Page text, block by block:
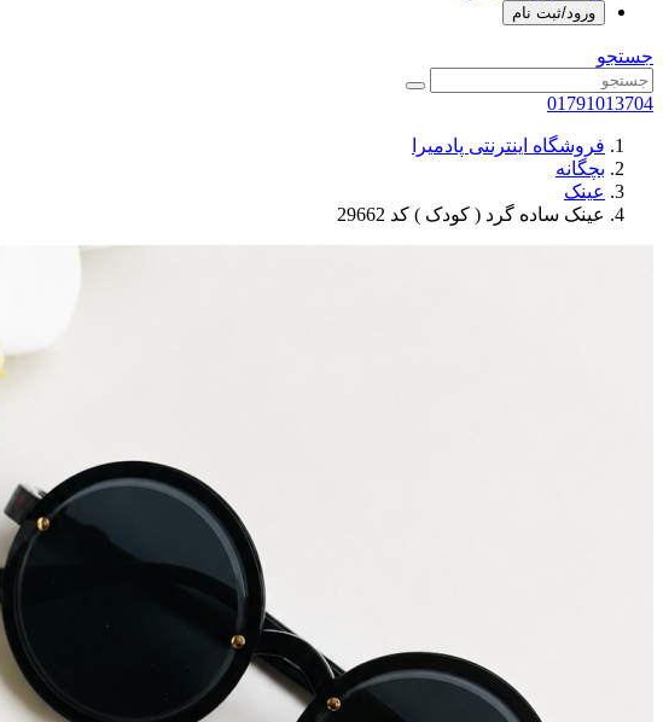
ورود/ثبت نام
جستجو
01791013704
فروشگاه اینترنتی پادمیرا
بچگانه
عینک
عینک ساده گرد ( کودک ) کد 29662